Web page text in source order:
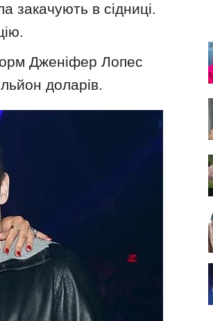
закачують в сідниці.
Дженіфер Лопес
доларів.